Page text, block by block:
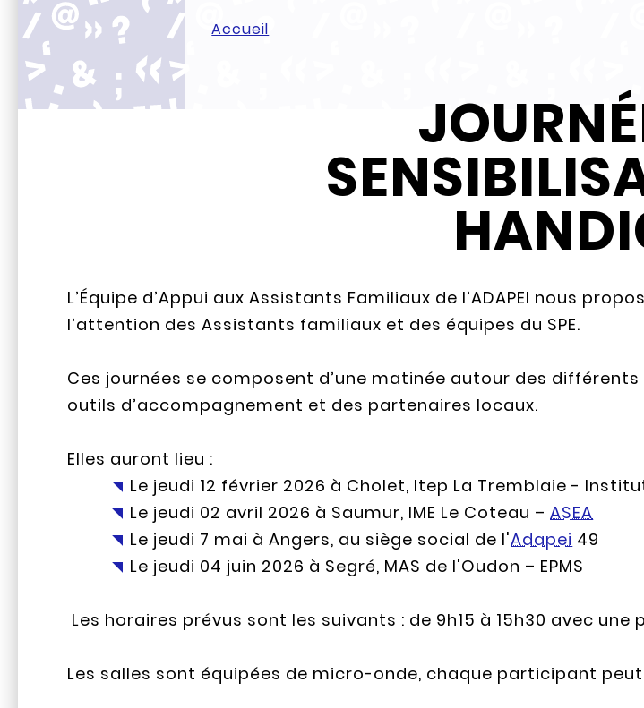
Accueil
L’Équipe d’Appui aux Assistants Familiaux de l’ADAPEI nous
l’attention des Assistants familiaux et des équipes du SPE.
Ces journées se composent d’une matinée autour des
outils d’accompagnement et des partenaires locaux.
Elles auront lieu :
Le jeudi 12 février 2026 à Cholet, Itep La Tremblaie -
Le jeudi 02 avril 2026 à Saumur, IME Le Coteau –ASEA
Le jeudi 7 mai à Angers, au siège social de l'Adapei 49
Le jeudi 04 juin 2026 à Segré, MAS de l'Oudon – EPMS
Les horaires prévus sont les suivants : de 9h15 à 15h30 avec une
Les salles sont équipées de micro-onde, chaque participant